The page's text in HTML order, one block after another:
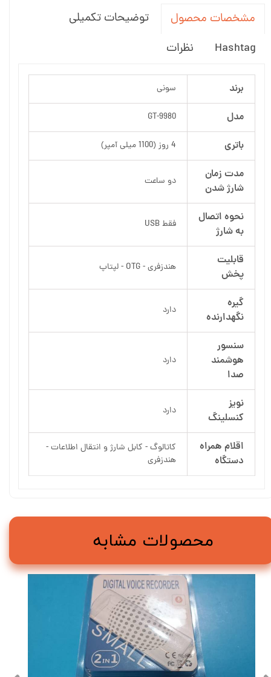
مشخصات محصول
توضیحات تکمیلی
Hashtag
نظرات
برند سونی
مدل GT-9980
باتری 4 روز (1100 میلی آمپر)
مدت زمان
شارژ شدن
دو ساعت
نحوه اتصال
به شارژ
فقط USB
قابلیت
پخش
هندزفری - OTG - لپتاپ
گیره
نگهدارنده
دارد
سنسور
هوشمند
صدا
دارد
نویز
کنسلینگ
دارد
اقلام همراه
دستگاه
کاتالوگ - کابل شارژ و انتقال اطلاعات -
هندزفری
محصولات مشابه